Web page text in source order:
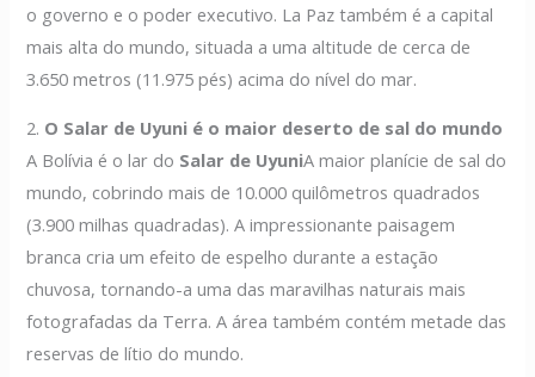
o governo e o poder executivo. La Paz também é a capital
mais alta do mundo, situada a uma altitude de cerca de
3.650 metros (11.975 pés) acima do nível do mar.
2. O Salar de Uyuni é o maior deserto de sal do mundo
A Bolívia é o lar do Salar de UyuniA maior planície de sal do
mundo, cobrindo mais de 10.000 quilômetros quadrados
(3.900 milhas quadradas). A impressionante paisagem
branca cria um efeito de espelho durante a estação
chuvosa, tornando-a uma das maravilhas naturais mais
fotografadas da Terra. A área também contém metade das
reservas de lítio do mundo.